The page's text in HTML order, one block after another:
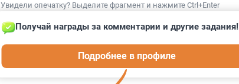
Увидели опечатку? Выделите фрагмент и нажмите Ctrl+Enter
КОММЕНТАРИИ 2
Получай награды за комментарии и другие задания!
Подробнее в профиле